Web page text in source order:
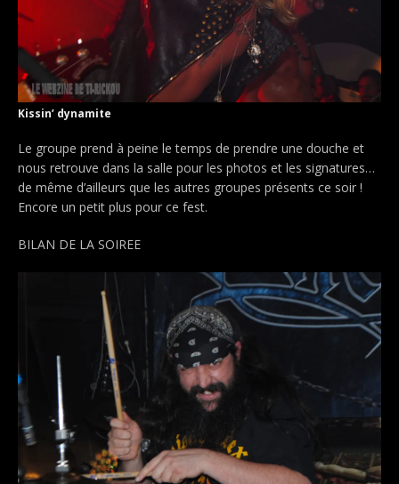
Kissin’ dynamite
Le groupe prend à peine le temps de prendre une douche et
nous retrouve dans la salle pour les photos et les signatures…
de même d’ailleurs que les autres groupes présents ce soir !
Encore un petit plus pour ce fest.
BILAN DE LA SOIREE